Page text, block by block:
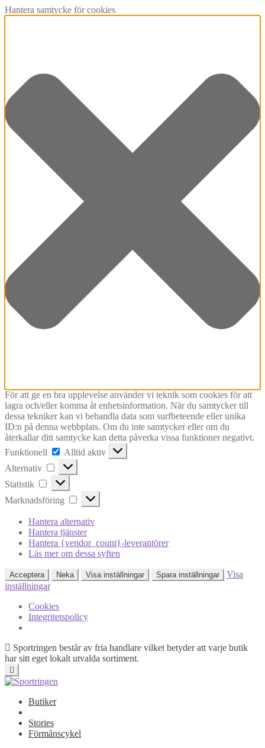
Hantera samtycke för cookies
För att ge en bra upplevelse använder vi teknik som cookies för att
lagra och/eller komma åt enhetsinformation. När du samtycker till
dessa tekniker kan vi behandla data som surfbeteende eller unika
ID:n på denna webbplats. Om du inte samtycker eller om du
återkallar ditt samtycke kan detta påverka vissa funktioner negativt.
Funktionell
Funktionell
Alltid aktiv
Alternativ
Alternativ
Statistik Statistik
Marknadsföring Marknadsföring
Hantera alternativ
Hantera tjänster
Hantera {vendor_count}-leverantörer
Läs mer om dessa syften
Acceptera Neka Visa inställningar Spara inställningar
Visa
inställningar
Cookies
Integritetspolicy
Sportringen består av fria handlare vilket betyder att varje butik
har sitt eget lokalt utvalda sortiment.
Butiker
Stories
Förmånscykel